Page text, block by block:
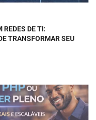
DE TI:
TRANSFORMAR SEU